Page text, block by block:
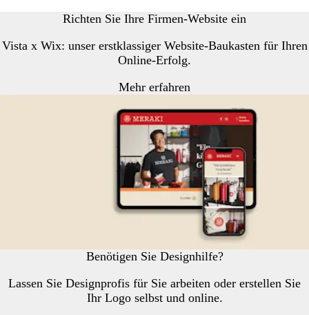
Richten Sie Ihre Firmen-Website ein
Vista x Wix: unser erstklassiger Website-Baukasten für Ihren
Online-Erfolg.
Mehr erfahren
Benötigen Sie Designhilfe?
Lassen Sie Designprofis für Sie arbeiten oder erstellen Sie
Ihr Logo selbst und online.